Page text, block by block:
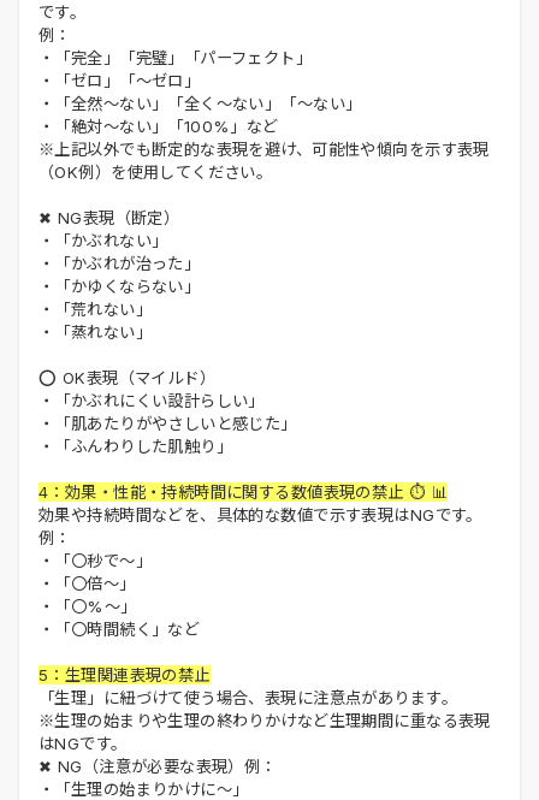
です。
例：
・「完全」「完璧」「パーフェクト」
・「ゼロ」「～ゼロ」
・「全然～ない」「全く～ない」「～ない」
・「絶対～ない」「100%」など
※上記以外でも断定的な表現を避け、可能性や傾向を示す表現
（OK例）を使用してください。
✖ NG表現（断定）
・「かぶれない」
・「かぶれが治った」
・「かゆくならない」
・「荒れない」
・「蒸れない」
⭕ OK表現（マイルド）
・「かぶれにくい設計らしい」
・「肌あたりがやさしいと感じた」
・「ふんわりした肌触り」
4：効果・性能・持続時間に関する数値表現の禁止 ⏱️ 📊
効果や持続時間などを、具体的な数値で示す表現はNGです。
例：
・「〇秒で～」
・「〇倍～」
・「〇%～」
・「〇時間続く」など
5：生理関連表現の禁止
「生理」に紐づけて使う場合、表現に注意点があります。
※生理の始まりや生理の終わりかけなど生理期間に重なる表現
はNGです。
✖ NG（注意が必要な表現）例：
・「生理の始まりかけに～」